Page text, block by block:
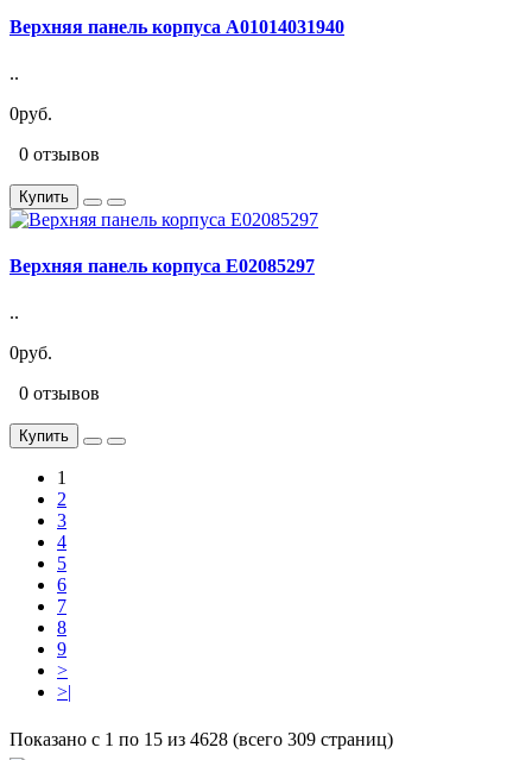
Верхняя панель корпуса A01014031940
..
0руб.
0 отзывов
Купить
Верхняя панель корпуса E02085297
..
0руб.
0 отзывов
Купить
1
2
3
4
5
6
7
8
9
>
>|
Показано с 1 по 15 из 4628 (всего 309 страниц)